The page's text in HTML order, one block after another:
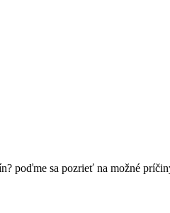
poďme sa pozrieť na možné